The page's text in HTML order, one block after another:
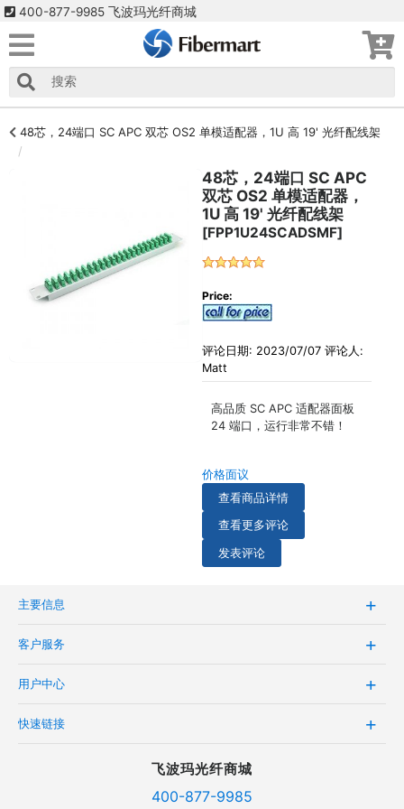
400-877-9985 飞波玛光纤商城
48芯，24端口 SC APC 双芯 OS2 单模适配器，1U 高 19' 光纤配线架
48芯，24端口 SC APC
双芯 OS2 单模适配器，
1U 高 19' 光纤配线架
[FPP1U24SCADSMF]
Price:
评论日期: 2023/07/07 评论人:
Matt
高品质 SC APC 适配器面板
24 端口，运行非常不错！
价格面议
查看商品详情
查看更多评论
发表评论
主要信息
客户服务
用户中心
快速链接
飞波玛光纤商城
400-877-9985